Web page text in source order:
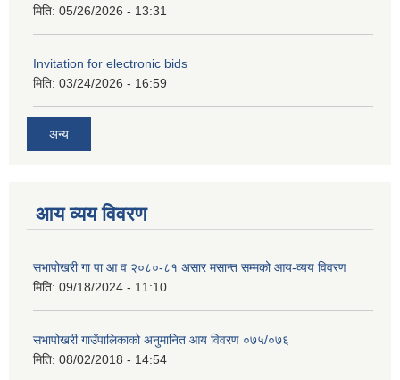
मिति: 05/26/2026 - 13:31
Invitation for electronic bids
मिति: 03/24/2026 - 16:59
अन्य
आय व्यय विवरण
सभापोखरी गा पा आ व २०८०-८१ असार मसान्त सम्मको आय-व्यय विवरण
मिति: 09/18/2024 - 11:10
सभापोखरी गाउँपालिकाको अनुमानित आय विवरण ०७५/०७६
मिति: 08/02/2018 - 14:54